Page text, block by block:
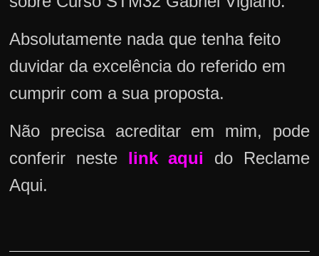
Absolutamente nada que tenha feito
duvidar da excelência do referido em
cumprir com a sua proposta.
Não precisa acreditar em mim, pode
conferir neste link aqui
do Reclame
Aqui.